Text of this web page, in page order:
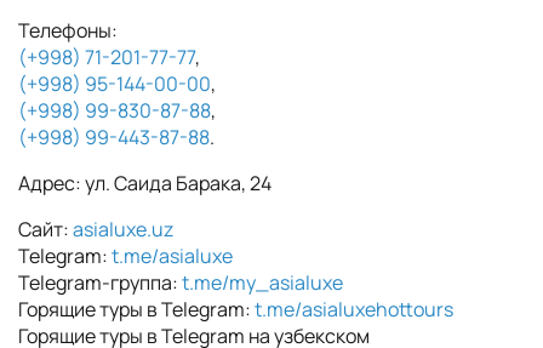
Телефоны:
(+998) 71-201-77-77,
(+998) 95-144-00-00,
(+998) 99-830-87-88,
(+998) 99-443-87-88.
Адрес: ул. Саида Барака, 24
Сайт:asialuxe.uz
Telegram:t.me/asialuxe
Telegram-группа:t.me/my_asialuxe
Горящие туры в Telegram:t.me/asialuxehottours
Горящие туры в Telegram на узбекском